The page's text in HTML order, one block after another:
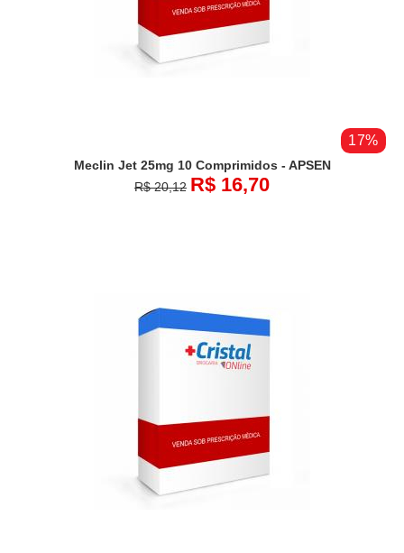
17%
Meclin Jet 25mg 10 Comprimidos - APSEN
R$ 20,12 R$ 16,70